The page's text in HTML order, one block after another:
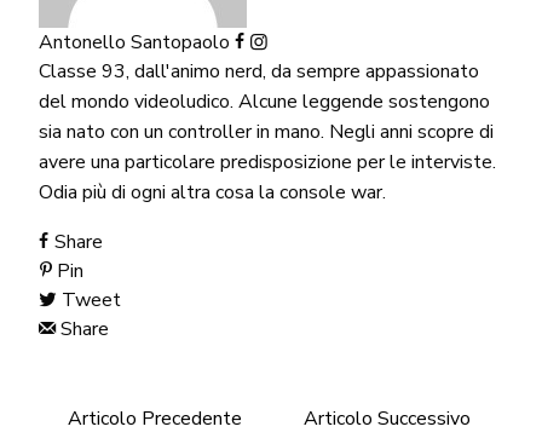
Antonello Santopaolo
Classe 93, dall'animo nerd, da sempre appassionato
del mondo videoludico. Alcune leggende sostengono
sia nato con un controller in mano. Negli anni scopre di
avere una particolare predisposizione per le interviste.
Odia più di ogni altra cosa la console war.
Share
Pin
Tweet
Share
Articolo Precedente
Articolo Successivo